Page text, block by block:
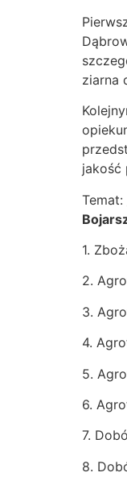
ziarna
jakość
1.
2.
3.
4.
5.
6.
7.
8.